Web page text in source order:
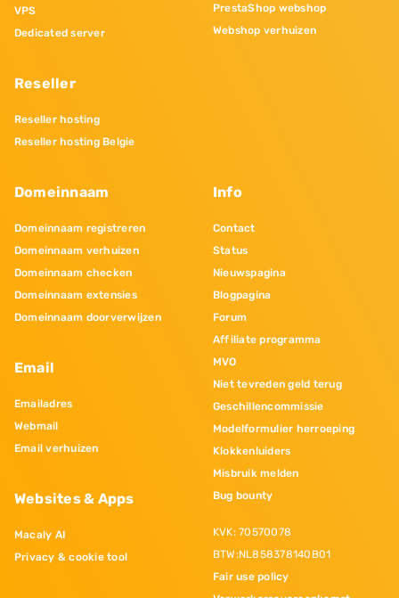
VPS
Dedicated server
Reseller
Reseller hosting
Reseller hosting Belgie
PrestaShop webshop
Webshop verhuizen
Domeinnaam
Domeinnaam registreren
Domeinnaam verhuizen
Domeinnaam checken
Domeinnaam extensies
Domeinnaam doorverwijzen
Email
Emailadres
Webmail
Email verhuizen
Websites & Apps
Macaly AI
Privacy & cookie tool
Info
Contact
Status
Nieuwspagina
Blogpagina
Forum
Affiliate programma
MVO
Niet tevreden geld terug
Geschillencommissie
Modelformulier herroeping
Klokkenluiders
Misbruik melden
Bug bounty
KVK: 70570078
BTW:NL858378140B01
Fair use policy